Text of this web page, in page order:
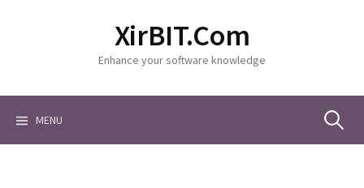
o
XirBIT.Com
Enhance your software knowledge
MENU S